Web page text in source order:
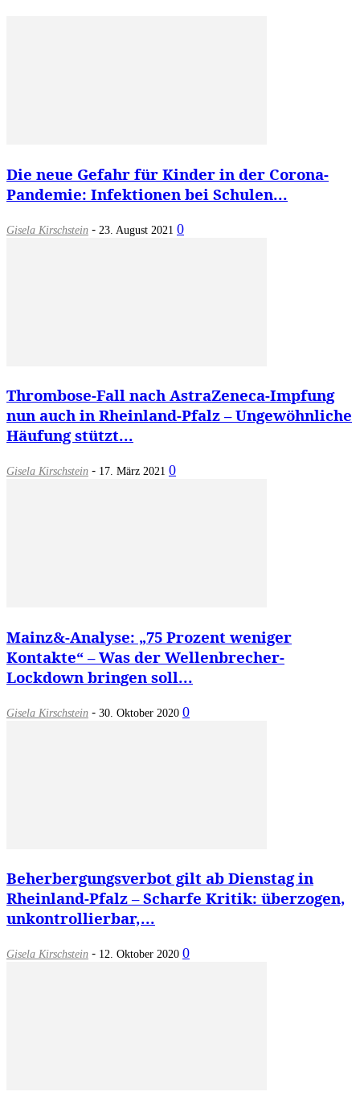
Die neue Gefahr für Kinder in der Corona-
Pandemie: Infektionen bei Schulen...
Gisela Kirschstein - 23. August 2021 0
Thrombose-Fall nach AstraZeneca-Impfung
nun auch in Rheinland-Pfalz – Ungewöhnliche
Häufung stützt...
Gisela Kirschstein - 17. März 2021 0
Mainz&-Analyse: „75 Prozent weniger
Kontakte“ – Was der Wellenbrecher-
Lockdown bringen soll...
Gisela Kirschstein - 30. Oktober 2020 0
Beherbergungsverbot gilt ab Dienstag in
Rheinland-Pfalz – Scharfe Kritik: überzogen,
unkontrollierbar,...
Gisela Kirschstein - 12. Oktober 2020 0